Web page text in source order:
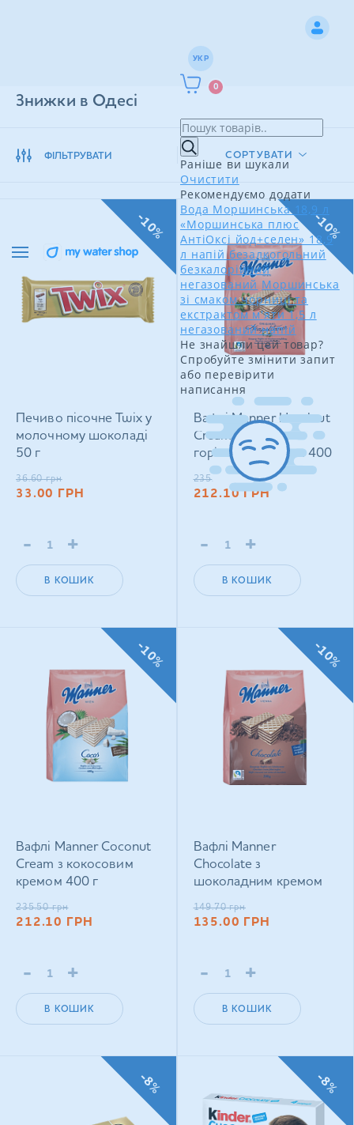
УКР
0
Раніше ви шукали
Очистити
Рекомендуємо додати
Вода Моршинська 18,9 л
«Моршинська плюс
АнтіОксі йод+селен» 18,9
л напій безалкогольний
безкалорійний
негазований Моршинська
зі смаком чорниці та
екстрактом м'яти 1,5 л
негазований напій
Не знайшли цей товар?
Спробуйте змінити запит
або перевірити
написання
Знижки в Одесі
ФІЛЬТРУВАТИ СОРТУВАТИ
Печиво пісочне Twix у
молочному шоколаді
50 г
36.60 грн
33.00 ГРН
- +
В КОШИК
-10%
Вафлі Manner Hazelnut
Cream Filled з
горіховим кремом 400
235.50 грн
212.10ГРН
- +
В КОШИК
-10%
Вафлі Manner Coconut
Cream з кокосовим
кремом 400 г
235.50 грн
212.10 ГРН
- +
В КОШИК
-10%
Вафлі Manner
Chocolate з
шоколадним кремом
149.70 грн
135.00 ГРН
- +
В КОШИК
-10%
-8% -8%